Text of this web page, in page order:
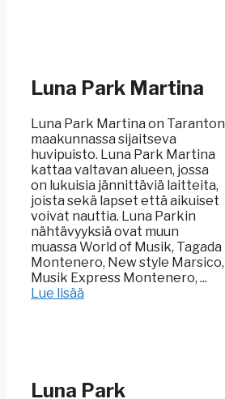
Luna Park Martina
Luna Park Martina on Taranton
maakunnassa sijaitseva
huvipuisto. Luna Park Martina
kattaa valtavan alueen, jossa
on lukuisia jännittäviä laitteita,
joista sekä lapset että aikuiset
voivat nauttia. Luna Parkin
nähtävyyksiä ovat muun
muassa World of Musik, Tagada
Montenero, New style Marsico,
Musik Express Montenero, ...
Lue lisää
Luna Park